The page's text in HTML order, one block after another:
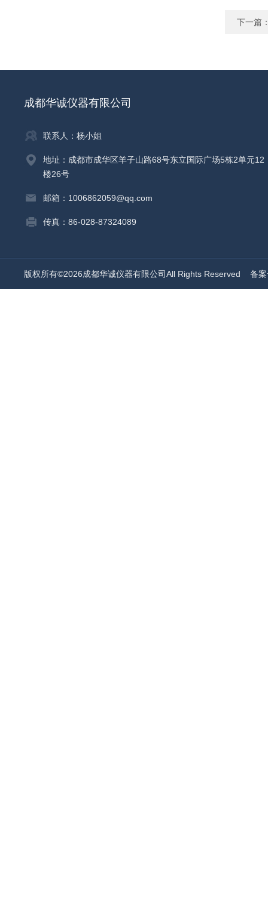
下一篇
成都华诚仪器有限公司
联系人：杨小姐
地址：成都市成华区羊子山路68号东立国际广场5栋2单元12
楼26号
邮箱：1006862059@qq.com
传真：86-028-87324089
版权所有©2026成都华诚仪器有限公司All Rights Reserved 备